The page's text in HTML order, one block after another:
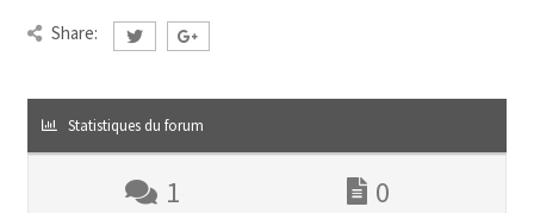
Share:
Statistiques du forum
1 0